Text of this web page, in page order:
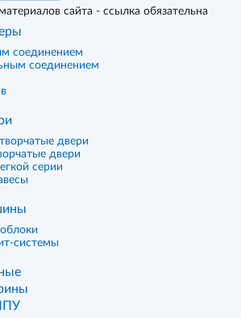
сайта - ссылка обязательна
соединением
соединением
двери
двери
серии
системы